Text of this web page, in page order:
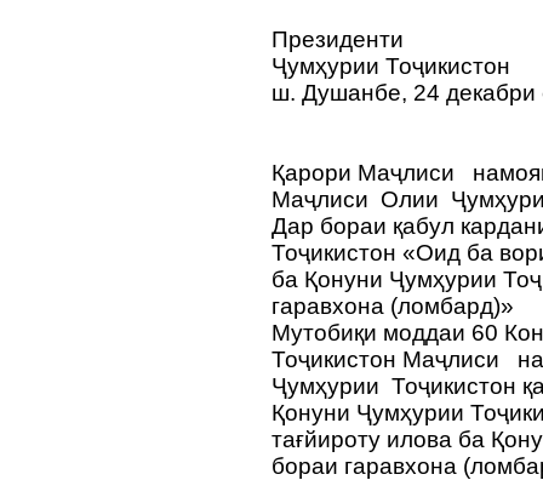
Президенти
Ҷумҳурии Тоҷикистон
ш. Душанбе, 24
Қарори Маҷлиси
Маҷлиси Олии
Дар бораи қабул
Тоҷикистон «Оид ба
ба Қонуни Ҷумҳурии
гаравхона (ломбард)»
Мутобиқи моддаи 60
Тоҷикистон Маҷлиси
Ҷумҳурии Тоҷикистон
Қонуни Ҷумҳурии
тағйироту илова ба
бораи гаравхона